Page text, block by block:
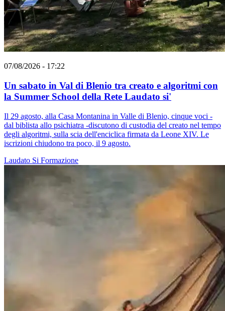
07/08/2026 - 17:22
Un sabato in Val di Blenio tra creato e algoritmi con
la Summer School della Rete Laudato si'
Il 29 agosto, alla Casa Montanina in Valle di Blenio, cinque voci -
dal biblista allo psichiatra -discutono di custodia del creato nel tempo
degli algoritmi, sulla scia dell'enciclica firmata da Leone XIV. Le
iscrizioni chiudono tra poco, il 9 agosto.
Laudato Si Formazione